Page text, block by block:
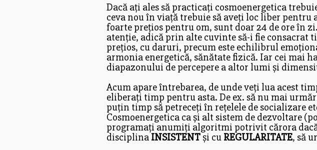
Dacă ați ales să practicați cosmoenergetica
ceva nou în viață trebuie să aveți loc liber pentru
foarte prețios pentru om, sunt doar 24 de ore în
atenție, adică prin alte cuvinte să-i fie consacrat
prețios, cu daruri, precum este echilibrul
armonia energetică, sănătate fizică. Iar cei mai
diapazonului de percepere a altor lumi și
Acum apare întrebarea, de unde veți lua acest
eliberați timp pentru asta. De ex. să nu mai
puțin timp să petreceți în rețelele de socializare
Cosmoenergetica ca și alt sistem de dezvoltare
programați anumiți algoritmi potrivit cărora
disciplina INSISTENT și cu REGULARITATE, să